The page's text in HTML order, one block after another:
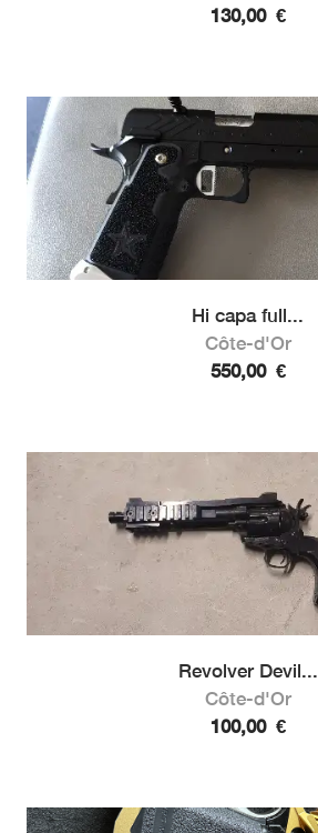
130,00 €
Hi capa full...
Côte-d'Or
550,00 €
Revolver Devil...
Côte-d'Or
100,00 €